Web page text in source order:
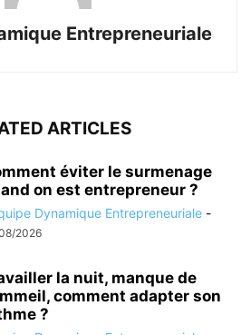
Entrepreneuriale
ARTICLES
éviter le surmenage
on est entrepreneur ?
Dynamique Entrepreneuriale -
2026
la nuit, manque de
comment adapter son
?